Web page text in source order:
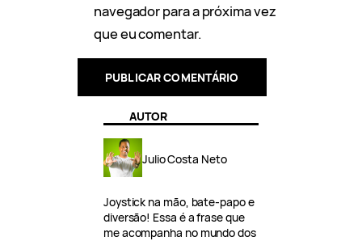
navegador para a próxima vez
que eu comentar.
AUTOR
Julio Costa Neto
Joystick na mão, bate-papo e
diversão! Essa é a frase que
me acompanha no mundo dos